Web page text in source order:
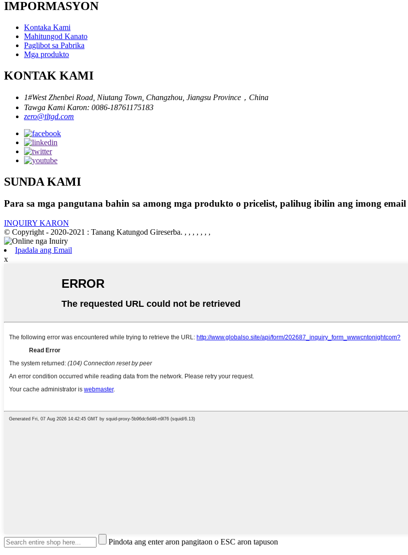
IMPORMASYON
Kontaka Kami
Mahitungod Kanato
Paglibot sa Pabrika
Mga produkto
KONTAK KAMI
1#West Zhenbei Road, Niutang Town, Changzhou, Jiangsu Province，China
Tawga Kami Karon: 0086-18761175183
zero@tltgd.com
SUNDA KAMI
Para sa mga pangutana bahin sa among mga produkto o pricelist, palihug ibilin ang imong
INQUIRY KARON
© Copyright - 2020-2021 : Tanang Katungod Gireserba. , , , , , , ,
Ipadala ang Email
x
Pindota ang enter aron pangitaon o ESC aron tapuson